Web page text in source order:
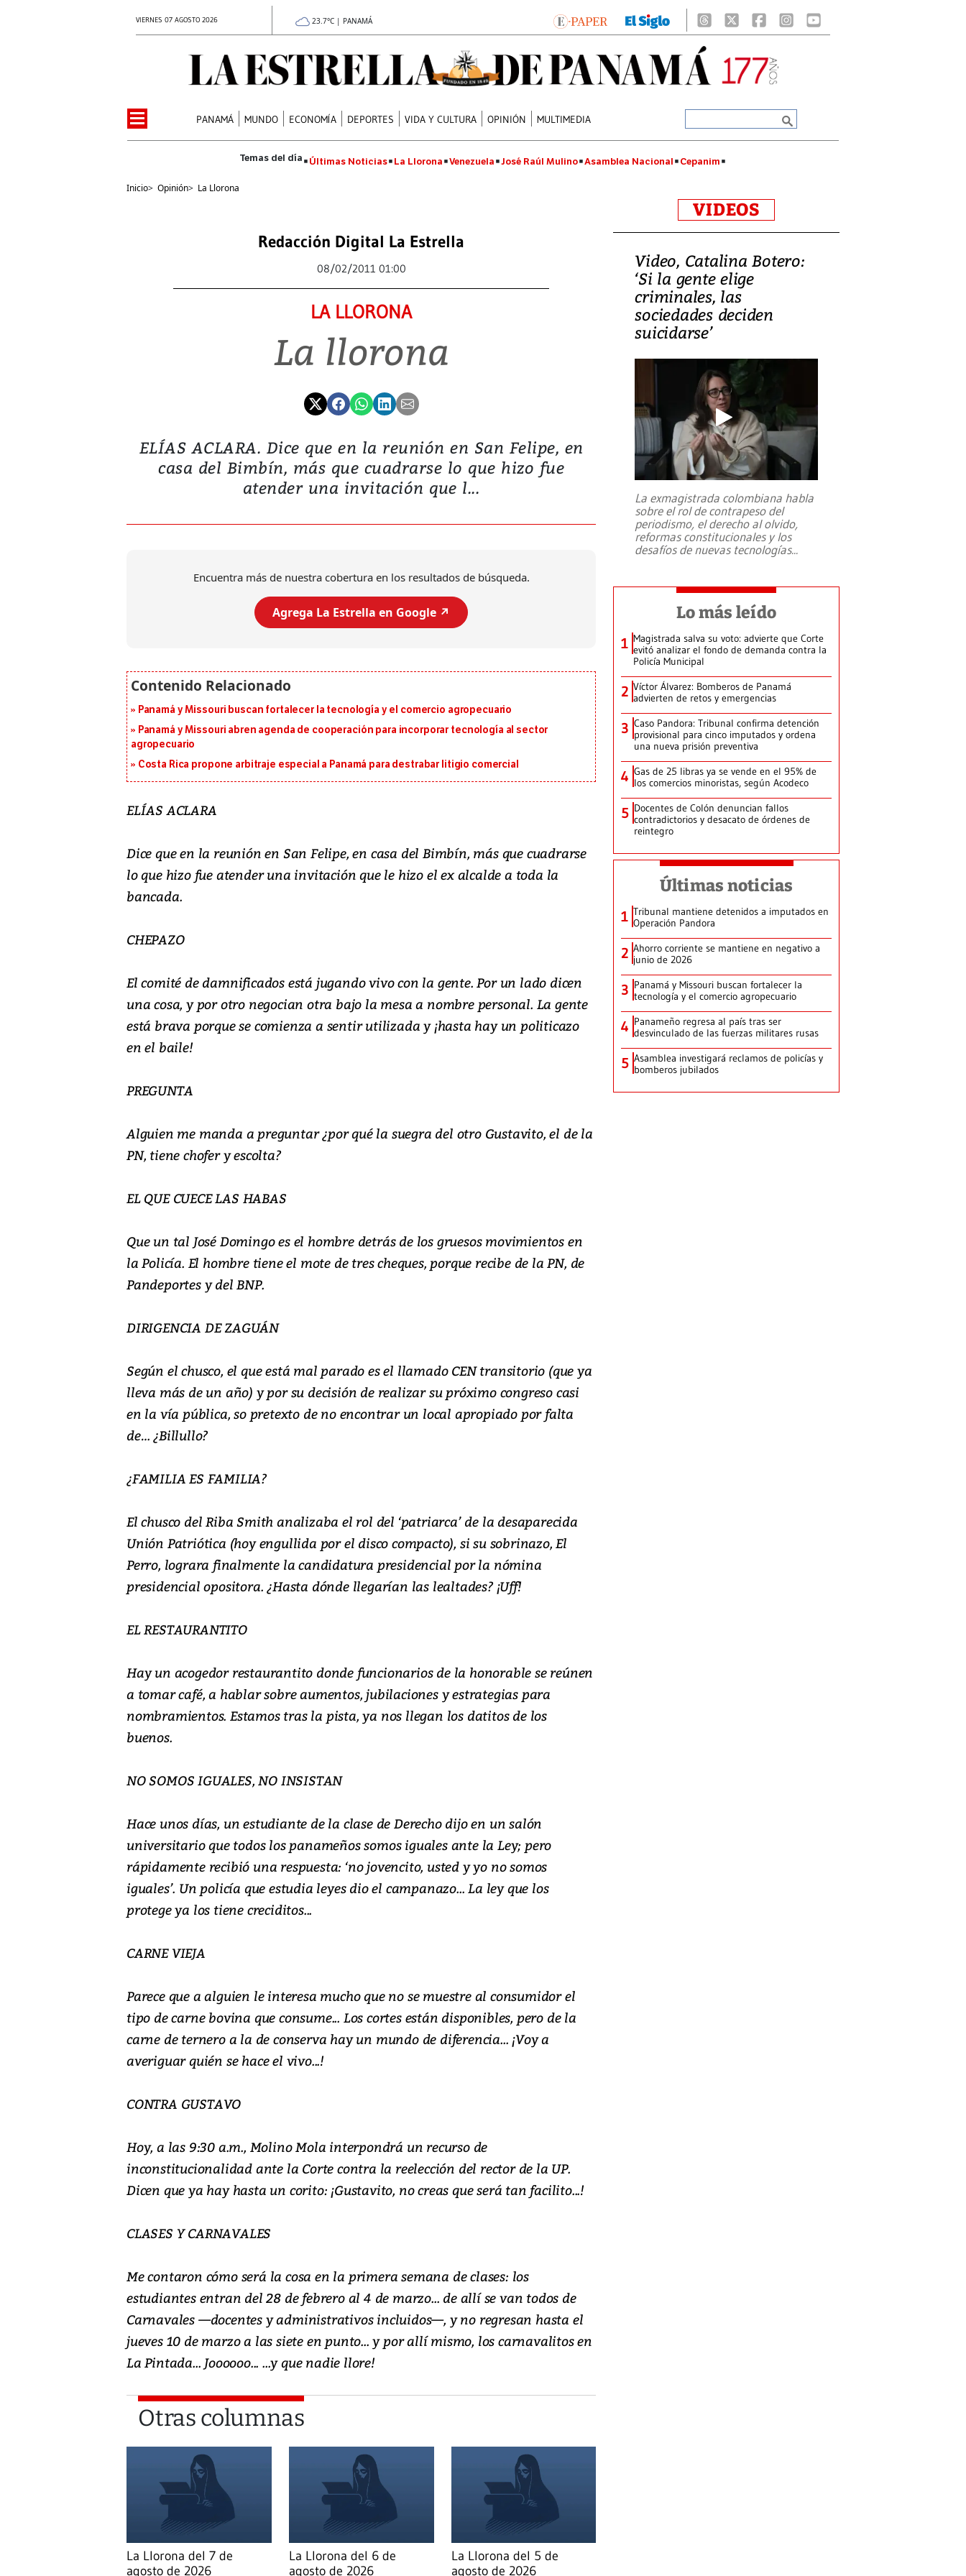
VIERNES 07 AGOSTO 2026 23.7°C | PANAMÁ
PANAMÁ MUNDO ECONOMÍA DEPORTES VIDA Y CULTURA OPINIÓN MULTIMEDIA
Últimas Noticias La Llorona Venezuela José Raúl Mulino Asamblea Nacional Cepanim
Inicio> Opinión> La Llorona
Redacción Digital La Estrella
08/02/2011 01:00
LA LLORONA
La llorona
ELÍAS ACLARA. Dice que en la reunión en San Felipe, en
casa del Bimbín, más que cuadrarse lo que hizo fue
atender una invitación que l...
Encuentra más de nuestra cobertura en los resultados de búsqueda.
Agrega La Estrella en Google ↗️
Panamá y Missouri buscan fortalecer la tecnología y el comercio agropecuario
Panamá y Missouri abren agenda de cooperación para incorporar tecnología al sector
agropecuario
Costa Rica propone arbitraje especial a Panamá para destrabar litigio comercial
ELÍAS ACLARA
Dice que en la reunión en San Felipe, en casa del Bimbín, más que cuadrarse
lo que hizo fue atender una invitación que le hizo el ex alcalde a toda la
bancada.
CHEPAZO
El comité de damnificados está jugando vivo con la gente. Por un lado dicen
una cosa, y por otro negocian otra bajo la mesa a nombre personal. La gente
está brava porque se comienza a sentir utilizada y ¡hasta hay un politicazo
en el baile!
PREGUNTA
Alguien me manda a preguntar ¿por qué la suegra del otro Gustavito, el de la
PN, tiene chofer y escolta?
EL QUE CUECE LAS HABAS
Que un tal José Domingo es el hombre detrás de los gruesos movimientos en
la Policía. El hombre tiene el mote de tres cheques, porque recibe de la PN, de
Pandeportes y del BNP.
DIRIGENCIA DE ZAGUÁN
Según el chusco, el que está mal parado es el llamado CEN transitorio (que ya
lleva más de un año) y por su decisión de realizar su próximo congreso casi
en la vía pública, so pretexto de no encontrar un local apropiado por falta
de… ¿Billullo?
¿FAMILIA ES FAMILIA?
El chusco del Riba Smith analizaba el rol del ‘patriarca’ de la desaparecida
Unión Patriótica (hoy engullida por el disco compacto), si su sobrinazo, El
Perro, lograra finalmente la candidatura presidencial por la nómina
presidencial opositora. ¿Hasta dónde llegarían las lealtades? ¡Uff!
EL RESTAURANTITO
Hay un acogedor restaurantito donde funcionarios de la honorable se reúnen
a tomar café, a hablar sobre aumentos, jubilaciones y estrategias para
nombramientos. Estamos tras la pista, ya nos llegan los datitos de los
buenos.
NO SOMOS IGUALES, NO INSISTAN
Hace unos días, un estudiante de la clase de Derecho dijo en un salón
universitario que todos los panameños somos iguales ante la Ley; pero
rápidamente recibió una respuesta: ‘no jovencito, usted y yo no somos
iguales’. Un policía que estudia leyes dio el campanazo... La ley que los
protege ya los tiene creciditos...
CARNE VIEJA
Parece que a alguien le interesa mucho que no se muestre al consumidor el
tipo de carne bovina que consume... Los cortes están disponibles, pero de la
carne de ternero a la de conserva hay un mundo de diferencia... ¡Voy a
averiguar quién se hace el vivo...!
CONTRA GUSTAVO
Hoy, a las 9:30 a.m., Molino Mola interpondrá un recurso de
inconstitucionalidad ante la Corte contra la reelección del rector de la UP.
Dicen que ya hay hasta un corito: ¡Gustavito, no creas que será tan facilito...!
CLASES Y CARNAVALES
Me contaron cómo será la cosa en la primera semana de clases: los
estudiantes entran del 28 de febrero al 4 de marzo... de allí se van todos de
Carnavales —docentes y administrativos incluidos—, y no regresan hasta el
jueves 10 de marzo a las siete en punto... y por allí mismo, los carnavalitos en
La Pintada... Joooooo... ...y que nadie llore!
Otras columnas
La Llorona del 7 de
agosto de 2026
La Llorona del 6 de
agosto de 2026
La Llorona del 5 de
agosto de 2026
VIDEOS
Video, Catalina Botero:
‘Si la gente elige
criminales, las
sociedades deciden
suicidarse’
La exmagistrada colombiana habla
sobre el rol de contrapeso del
periodismo, el derecho al olvido,
reformas constitucionales y los
desafíos de nuevas tecnologías...
Lo más leído
1 Magistrada salva su voto: advierte que Corte
evitó analizar el fondo de demanda contra la
Policía Municipal
2 Víctor Álvarez: Bomberos de Panamá
advierten de retos y emergencias
3 Caso Pandora: Tribunal confirma detención
provisional para cinco imputados y ordena
una nueva prisión preventiva
4 Gas de 25 libras ya se vende en el 95% de
los comercios minoristas, según Acodeco
5 Docentes de Colón denuncian fallos
contradictorios y desacato de órdenes de
reintegro
Últimas noticias
1 Tribunal mantiene detenidos a imputados en
Operación Pandora
2 Ahorro corriente se mantiene en negativo a
junio de 2026
3 Panamá y Missouri buscan fortalecer la
tecnología y el comercio agropecuario
4 Panameño regresa al país tras ser
desvinculado de las fuerzas militares rusas
5 Asamblea investigará reclamos de policías y
bomberos jubilados